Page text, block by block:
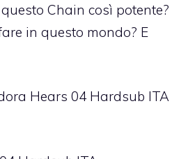
Chain così potente?
in questo mondo? E
Hears 04 Hardsub ITA